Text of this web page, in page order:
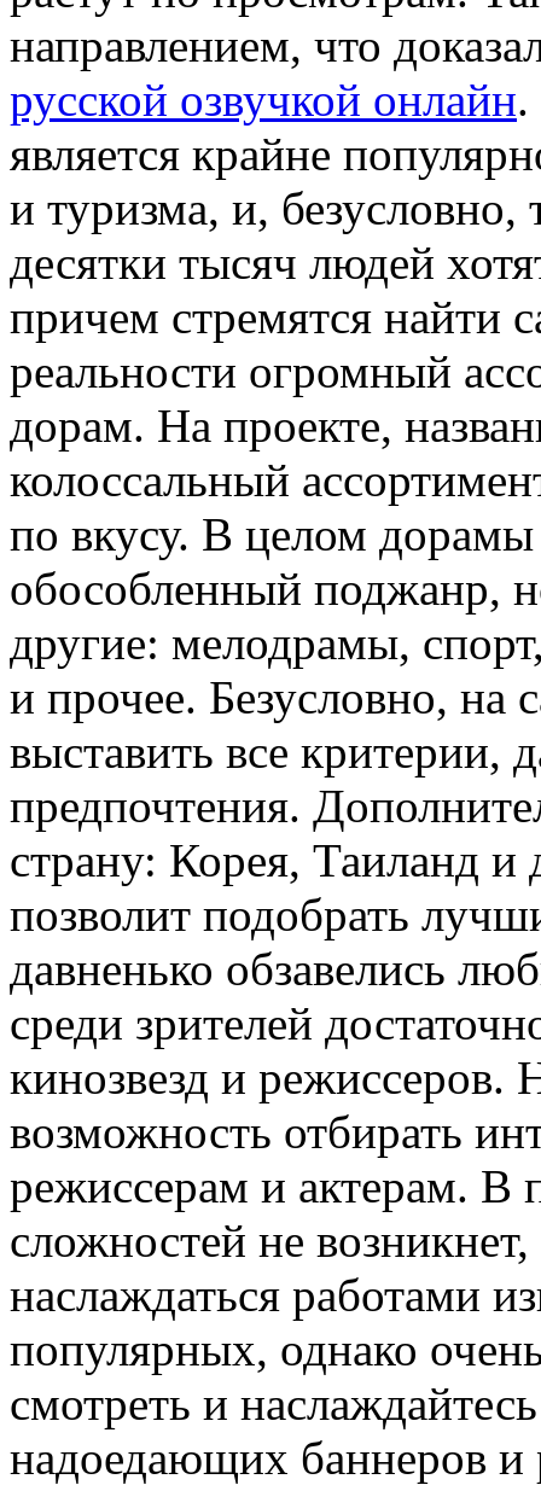
направлением, что
русской озвучкой онлайн.
является крайне
и туризма, и, безусловно,
десятки тысяч людей
причем стремятся найти
реальности огромный
дорам. На проекте,
колоссальный
по вкусу. В целом
обособленный поджанр,
другие: мелодрамы,
и прочее. Безусловно, на
выставить все критерии,
предпочтения.
страну: Корея, Таиланд
позволит подобрать
давненько обзавелись
среди зрителей
кинозвезд и режиссеров.
возможность отбирать
режиссерам и актерам. В
сложностей не
наслаждаться работами
популярных, однако
смотреть и
надоедающих баннеров и